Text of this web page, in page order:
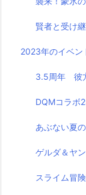
賢者と受け
2023年のイベン
3.5周年 彼
DQMコラボ
あぶない夏
ゲルダ＆ヤ
スライム冒